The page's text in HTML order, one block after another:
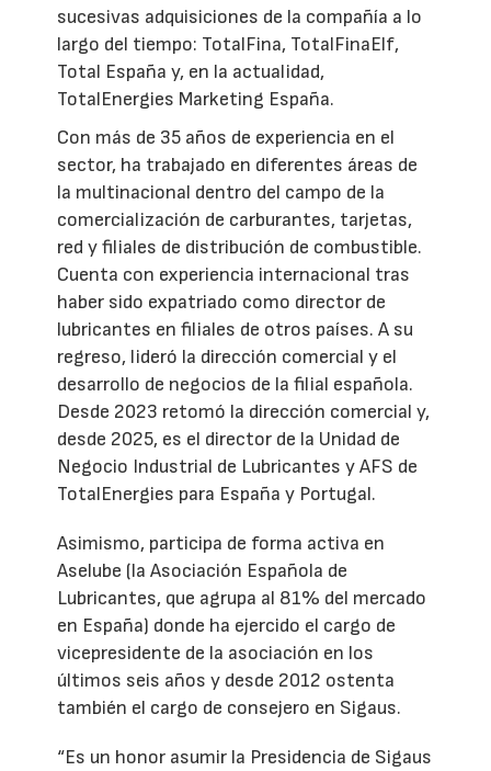
sucesivas adquisiciones de la compañía a lo
largo del tiempo: TotalFina, TotalFinaElf,
Total España y, en la actualidad,
TotalEnergies Marketing España.
Con más de 35 años de experiencia en el
sector, ha trabajado en diferentes áreas de
la multinacional dentro del campo de la
comercialización de carburantes, tarjetas,
red y filiales de distribución de combustible.
Cuenta con experiencia internacional tras
haber sido expatriado como director de
lubricantes en filiales de otros países. A su
regreso, lideró la dirección comercial y el
desarrollo de negocios de la filial española.
Desde 2023 retomó la dirección comercial y,
desde 2025, es el director de la Unidad de
Negocio Industrial de Lubricantes y AFS de
TotalEnergies para España y Portugal.
Asimismo, participa de forma activa en
Aselube (la Asociación Española de
Lubricantes, que agrupa al 81% del mercado
en España) donde ha ejercido el cargo de
vicepresidente de la asociación en los
últimos seis años y desde 2012 ostenta
también el cargo de consejero en Sigaus.
“Es un honor asumir la Presidencia de Sigaus